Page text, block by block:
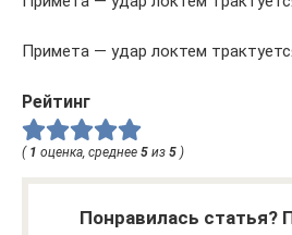
Примета — удар локтем
Рейтинг
( 1 оценка, среднее 5 из 5 )
Понравилась статья?